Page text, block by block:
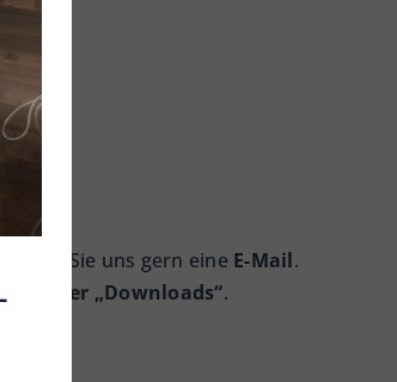
Sie uns gern eine E-Mail.
unter „Downloads“.